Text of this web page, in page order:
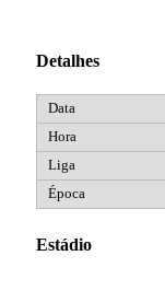
Detalhes
Estádio